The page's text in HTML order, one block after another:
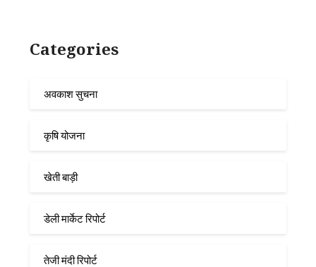
Categories
अवकाश सुचना
कृषि योजना
खेती बाड़ी
डेली मार्केट रिपोर्ट
तेजी मंदी रिपोर्ट